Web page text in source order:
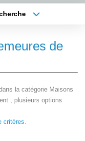
min
de
la catégorie Maisons
, plusieurs options
critères.